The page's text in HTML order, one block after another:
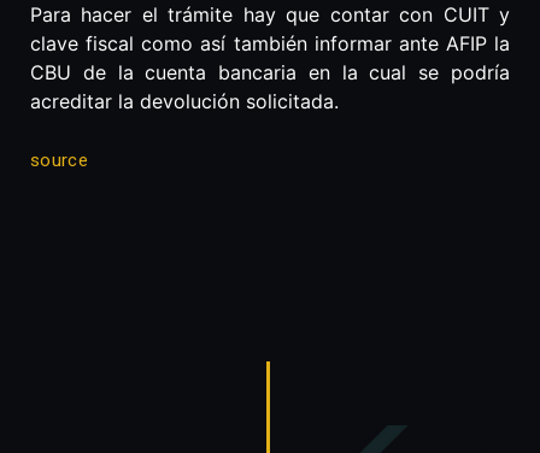
Para hacer el trámite hay que contar con CUIT y
clave fiscal como así también informar ante AFIP la
CBU de la cuenta bancaria en la cual se podría
acreditar la devolución solicitada.
source